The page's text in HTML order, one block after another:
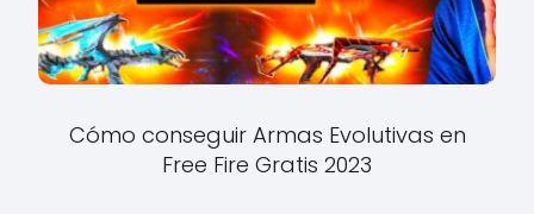
Cómo conseguir Armas Evolutivas en
Free Fire Gratis 2023